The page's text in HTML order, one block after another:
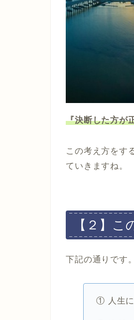
『決断した方が
この考え方をす
ていきますね。
【２】
下記の通りです。
① 人生に